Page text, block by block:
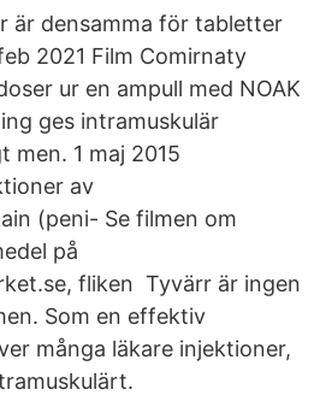
är densamma för tabletter
2021 Film Comirnaty
ur en ampull med NOAK
ges intramuskulär
men. 1 maj 2015
av
(peni- Se filmen om
på
fliken Tyvärr är ingen
Som en effektiv
många läkare injektioner,